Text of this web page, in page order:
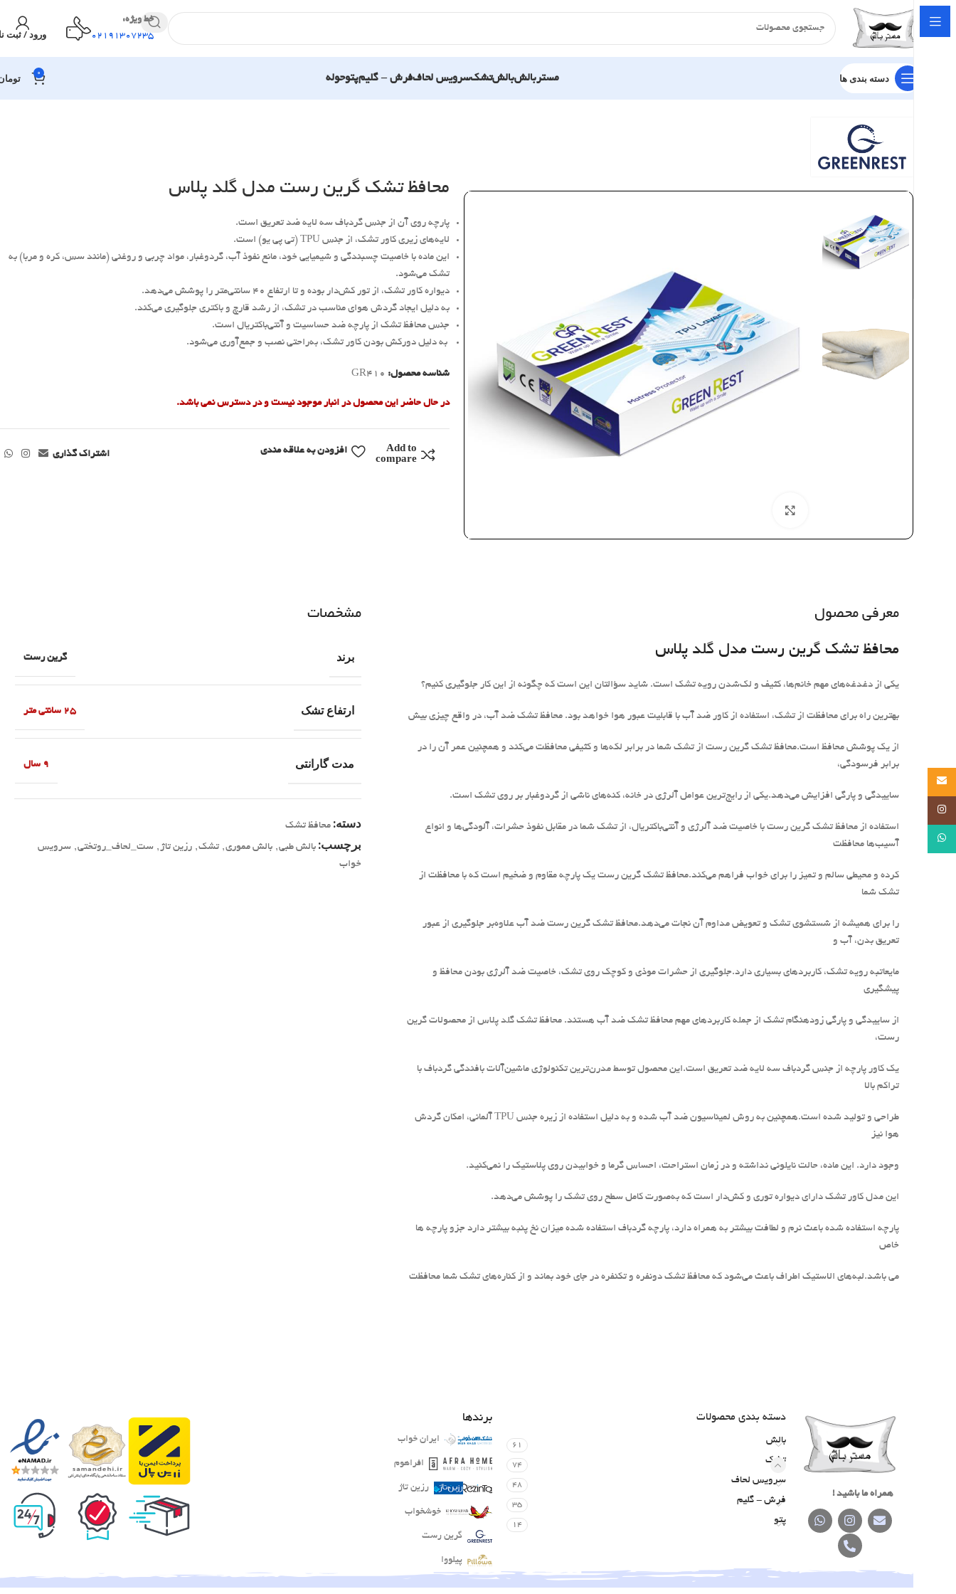
خط ویژه:
02191307235
ورود / ثبت
دسته بندی ها مستربالشبالشتشکسرویس لحاففرش – گلیمپتوحوله 0
خانه تشک محافظ تشک
محافظ تشک گرین رست مدل گلد پلاس
پارچه روی آن از جنس گردباف سه لایه ضد تعریق است.
لایه‌های زیری کاور تشک، از جنس TPU (تی پی یو) است.
این ماده با خاصیت چسبندگی و شیمیایی خود، مانع نفوذ آب، گردوغبار، مواد چربی و روغنی (مانند سس، کره و مربا) به
تشک می‌شود.
دیواره کاور تشک، از تور کش‌دار بوده و تا ارتفاع 40 سانتی‌متر را پوشش می‌دهد.
به دلیل ایجاد گردش هوای مناسب در تشک، از رشد قارچ و باکتری جلوگیری می‌کند.
جنس محافظ تشک از پارچه ضد حساسیت و آنتی‌باکتریال است.
به دلیل دورکش بودن کاور تشک، به‌راحتی نصب و جمع‌آوری می‌شود.
شناسه محصول: GR410
در حال حاضر این محصول در انبار موجود نیست و در دسترس نمی باشد.
Add to
compare
افزودن به علاقه مندی اشتراک گذاری
معرفی محصول
محافظ تشک گرین رست مدل گلد پلاس
یکی از دغدغه‌های مهم خانم‌ها، کثیف و لک‌شدن رویه تشک است. شاید سؤالتان این است که چگونه از این کار جلوگیری کنیم؟
بهترین راه برای محافظت از تشک، استفاده از کاور ضد آب با قابلیت عبور هوا خواهد بود. محافظ تشک ضد آب، در واقع چیزی بیش
از یک پوشش محافظ است.محافظ تشک گرین رست از تشک شما در برابر لکه‌ها و کثیفی محافظت می‌کند و همچنین عمر آن را در
برابر فرسودگی،
ساییدگی و پارگی افزایش می‌دهد.یکی از رایج‌ترین عوامل آلرژی در خانه، کنه‌های ناشی از گردوغبار بر روی تشک است.
استفاده از محافظ تشک گرین رست با خاصیت ضد آلرژی و آنتی‌باکتریال، از تشک شما در مقابل نفوذ حشرات، آلودگی‌ها و انواع
آسیب‌ها محافظت
کرده و محیطی سالم و تمیز را برای خواب فراهم می‌کند.محافظ تشک گرین رست یک پارچه مقاوم و ضخیم است که با محافظت از
تشک شما
را برای همیشه از شستشوی تشک و تعویض مداوم آن نجات می‌دهد.محافظ تشک گرین رست ضد آب علاوه‌بر جلوگیری از عبور
تعریق بدن، آب و
مایعاتبه رویه تشک، کاربردهای بسیاری دارد.جلوگیری از حشرات موذی و کوچک روی تشک، خاصیت ضد آلرژی بودن محافظ و
پیشگیری
از ساییدگی و پارگی زودهنگام تشک از جمله کاربردهای مهم محافظ تشک ضد آب هستند. محافظ تشک گلد پلاس از محصولات گرین
رست،
یک کاور پارچه‌ از جنس گردباف سه لایه ضد تعریق است.این محصول توسط مدرن‌ترین تکنولوژی ماشین‌آلات بافندگی گردباف با
تراکم بالا
طراحی و تولید شده است.همچنین به روش لمیناسیون ضد آب شده و به دلیل استفاده از زیره جنس TPU آلمانی، امکان گردش
هوا نیز
وجود دارد. این ماده، حالت نایلونی نداشته و در زمان استراحت، احساس گرما و خوابیدن روی پلاستیک را نمی‌کنید.
این مدل کاور تشک دارای دیواره توری و کش‌دار است که به‌صورت کامل سطح روی تشک را پوشش می‌دهد.
پارچه استفاده شده باعث نرم و لطافت بیشتر به همراه دارد، پارچه گردباف استفاده شده میزان نخ پنبه بیشتر دارد جزو پارچه ها
خاص
می باشد.لبه‌های الاستیک اطراف باعث می‌شود که محافظ تشک دونفره و تکنفره در جای خود بماند و از کناره‌های تشک شما محافظت
مشخصات
برند گرین رست
ارتفاع تشک 25 سانتی متر
مدت گارانتی 9 سال
دسته: محافظ تشک
برچسب: بالش طبی, بالش مموری, تشک, رزین تاژ, ست_لحاف_روتختی, سرویس
خواب
همراه ما باشید !
دسته‌ بندی محصولات
بالش 61
تشک 74
سرویس لحاف 48
فرش - گلیم 35
پتو 14
برندها
ایران خواب
افراهوم
رزین تاژ
خوشخواب
گرین رست
پیلووا
WhatsApp